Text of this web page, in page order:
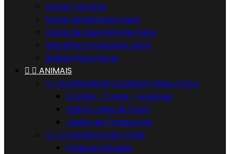
Facas Tácticas
Facas de Remate Caça
Facas de Desmanche Caça
Navalhas Artesanais Caça
Bolsas Para Facas
  ANIMAIS
  ACESSÓRIOS CANINOS PARA CAÇA
Cordas - Trelas - Açaimes
Apitos Cães de Caça
Jaulas de Transporte
  COLEIRAS PARA CÃES
Coleiras Simples